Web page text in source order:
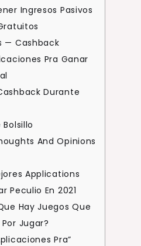
Ingresos Pasivos
— Cashback
Pra Ganar
Durante
And Opinions
Applications
Peculio En 2021
Hay Juegos Que
Jugar?
Pra”